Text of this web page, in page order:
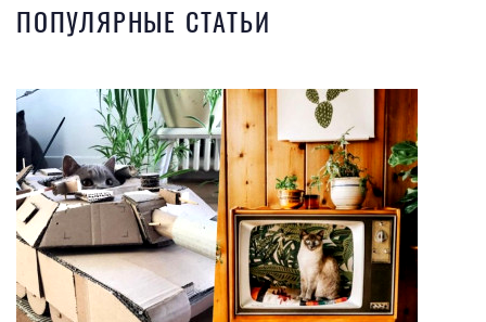
ПОПУЛЯРНЫЕ СТАТЬИ